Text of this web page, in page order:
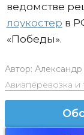
ведомстве
лоукостер в
«Победы».
Автор:
Авиаперевозка и